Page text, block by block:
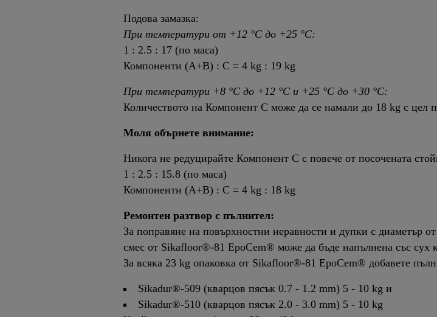
Подова замазка:
При температури от +12 °C до +25 °C:
1 : 2.5 : 17 (по маса)
Компоненти (A+B) : C = 4 kg : 19 kg
При температури +8 °C до +12 °C и +25 °C до +30 °C:
Количеството на Компонент C може да се намали до 18 kg с цел
Моля обърнете внимание:
Никога не редуцирайте Компонент C с повече от посочената
1 : 2.5 : 15.8 (по маса)
Компоненти (A+B) : C = 4 kg : 18 kg
Ремонтен разтвор с пълнител:
За поправяне на повърхностни неравности и дупки с диаметър
смес от Sikafloor®-81 EpoCem® може да бъде напълнена със сух
За всяка 23 kg опаковка от Sikafloor®-81 EpoCem® добавете
Sikadur®-509 (кварцов пясък 0.7 - 1.2 mm) 5 - 10 kg и
Sikadur®-510 (кварцов пясък 2.0 - 3.0 mm) 5 - 10 kg